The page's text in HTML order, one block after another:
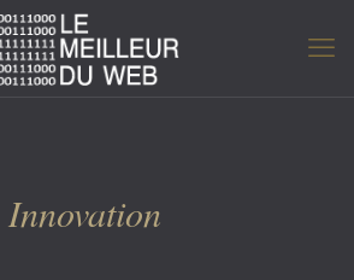
Innovation